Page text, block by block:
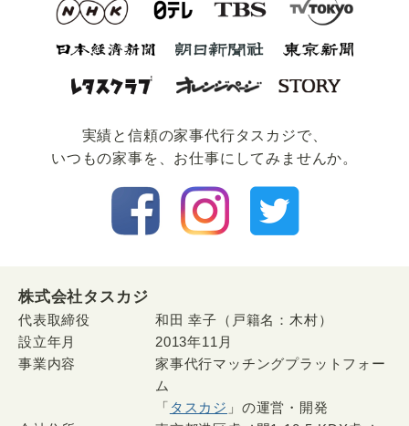
実績と信頼の家事代⾏タスカジで、
いつもの家事を、お仕事にしてみませんか。
株式会社タスカジ
代表取締役
和田 幸子（戸籍名：木村）
設立年月
2013年11月
事業内容
家事代行マッチングプラットフォー
ム
「 タスカジ 」の運営・開発